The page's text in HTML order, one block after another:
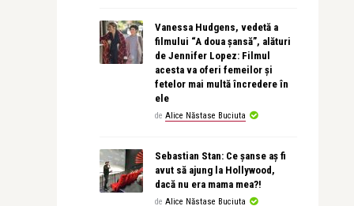
Vanessa Hudgens, vedetă a
filmului “A doua șansă”, alături
de Jennifer Lopez: Filmul
acesta va oferi femeilor și
fetelor mai multă încredere în
ele
de Alice Năstase Buciuta
Sebastian Stan: Ce șanse aș fi
avut să ajung la Hollywood,
dacă nu era mama mea?!
de Alice Năstase Buciuta